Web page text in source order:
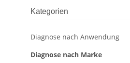
Kategorien
Diagnose nach Anwendung
Diagnose nach Marke